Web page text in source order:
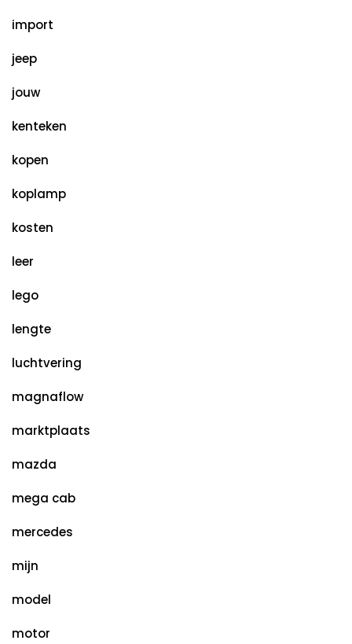
import
jeep
jouw
kenteken
kopen
koplamp
kosten
leer
lego
lengte
luchtvering
magnaflow
marktplaats
mazda
mega cab
mercedes
mijn
model
motor